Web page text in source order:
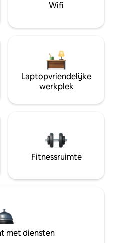
Wifi
Laptopvriendelijke
werkplek
Fitnessruimte
met diensten